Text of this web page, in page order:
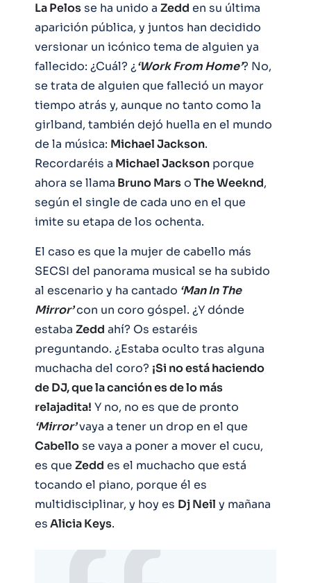
La Pelosse ha unido a Zedd en su última
aparición pública, y juntos han decidido
versionar un icónico tema de alguien ya
fallecido: ¿Cuál? ¿‘Work From Home’? No,
se trata de alguien que falleció un mayor
tiempo atrás y, aunque no tanto como la
girlband, también dejó huella en el mundo
de la música: Michael Jackson.
Recordaréis a Michael Jackson porque
ahora se llama Bruno MarsoThe Weeknd,
según el single de cada uno en el que
imite su etapa de los ochenta.
El caso es que la mujer de cabello más
SECSI del panorama musical se ha subido
al escenario y ha cantado ‘Man In The
Mirror’con un coro góspel. ¿Y dónde
estaba Zedd ahí? Os estaréis
preguntando. ¿Estaba oculto tras alguna
muchacha del coro? ¡Si no está haciendo
de DJ, que la canción es de lo más
relajadita! Y no, no es que de pronto
‘Mirror’vaya a tener un drop en el que
Cabellose vaya a poner a mover el cucu,
es que Zedd es el muchacho que está
tocando el piano, porque él es
multidisciplinar, y hoy es Dj Neil y mañana
esAlicia Keys.